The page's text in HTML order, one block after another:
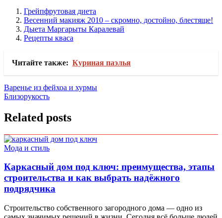
Грейпфрутовая диета
Весенний макияж 2010 – скромно, достойно, блестяще!
Дыета Маргарыты Каралевай
Рецепты кваса
Читайте также: Куриная паэлья
Навигация
по
записям
Варенье из фейхоа и хурмы
Близорукость
Related posts
Мода и стиль
Каркасный дом под ключ: преимущества, этапы
строительства и как выбрать надёжного
подрядчика
Строительство собственного загородного дома — одно из